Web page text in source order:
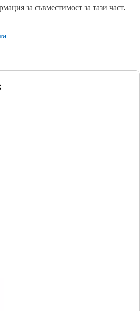
за съвместимост за тази част.